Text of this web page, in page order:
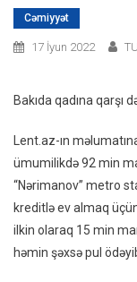
Cəmiyyət
17 İyun 2022
Bakıda qadına qarşı
Lent.az-ın
ümumilikdə 92 min
“Nərimanov” metro
kreditlə ev almaq
ilkin olaraq 15 min
həmin şəxsə pul